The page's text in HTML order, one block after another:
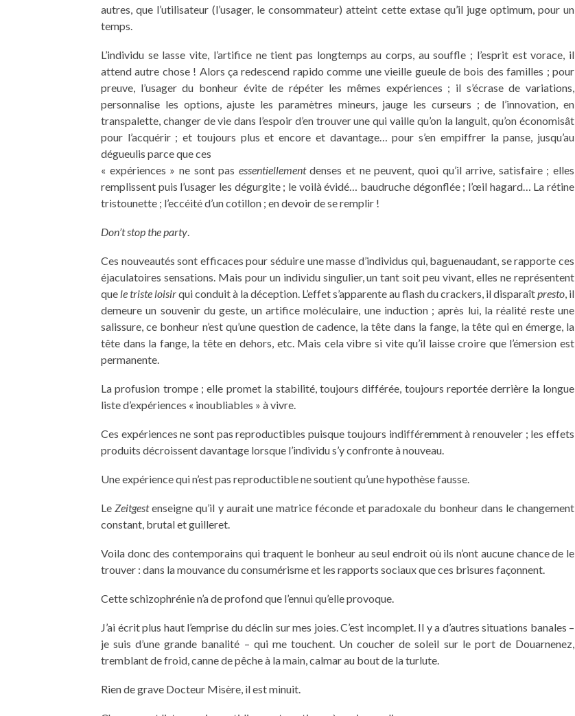
autres, que l’utilisateur (l’usager, le consommateur) atteint cette extase qu’il juge optimum, pour un
temps.
L’individu se lasse vite, l’artifice ne tient pas longtemps au corps, au souffle ; l’esprit est vorace, il
attend autre chose ! Alors ça redescend rapido comme une vieille gueule de bois des familles ; pour
preuve, l’usager du bonheur évite de répéter les mêmes expériences ; il s’écrase de variations,
personnalise les options, ajuste les paramètres mineurs, jauge les curseurs ; de l’innovation, en
transpalette, changer de vie dans l’espoir d’en trouver une qui vaille qu’on la languit, qu’on économisât
pour l’acquérir ; et toujours plus et encore et davantage… pour s’en empiffrer la panse, jusqu’au
dégueulis parce que ces
« expériences » ne sont pas essentiellementdenses et ne peuvent, quoi qu’il arrive, satisfaire ; elles
remplissent puis l’usager les dégurgite ; le voilà évidé… baudruche dégonflée ; l’œil hagard… La rétine
tristounette ; l’eccéité d’un cotillon ; en devoir de se remplir !
Don’t stop the party.
Ces nouveautés sont efficaces pour séduire une masse d’individus qui, baguenaudant, se rapporte ces
éjaculatoires sensations. Mais pour un individu singulier, un tant soit peu vivant, elles ne représentent
que le triste loisirqui conduit à la déception. L’effet s’apparente au flash du crackers, il disparaîtpresto, il
demeure un souvenir du geste, un artifice moléculaire, une induction ; après lui, la réalité reste une
salissure, ce bonheur n’est qu’une question de cadence, la tête dans la fange, la tête qui en émerge, la
tête dans la fange, la tête en dehors, etc. Mais cela vibre si vite qu’il laisse croire que l’émersion est
permanente.
La profusion trompe ; elle promet la stabilité, toujours différée, toujours reportée derrière la longue
liste d’expériences « inoubliables » à vivre.
Ces expériences ne sont pas reproductibles puisque toujours indifféremment à renouveler ; les effets
produits décroissent davantage lorsque l’individu s’y confronte à nouveau.
Une expérience qui n’est pas reproductible ne soutient qu’une hypothèse fausse.
LeZeitgestenseigne qu’il y aurait une matrice féconde et paradoxale du bonheur dans le changement
constant, brutal et guilleret.
Voila donc des contemporains qui traquent le bonheur au seul endroit où ils n’ont aucune chance de le
trouver : dans la mouvance du consumérisme et les rapports sociaux que ces brisures façonnent.
Cette schizophrénie n’a de profond que l’ennui qu’elle provoque.
J’ai écrit plus haut l’emprise du déclin sur mes joies. C’est incomplet. Il y a d’autres situations banales –
je suis d’une grande banalité – qui me touchent. Un coucher de soleil sur le port de Douarnenez,
tremblant de froid, canne de pêche à la main, calmar au bout de la turlute.
Rien de grave Docteur Misère, il est minuit.